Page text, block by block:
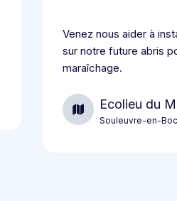
Venez nous aider à
sur notre future abris
maraîchage.
Ecolieu du
Souleuvre-en-